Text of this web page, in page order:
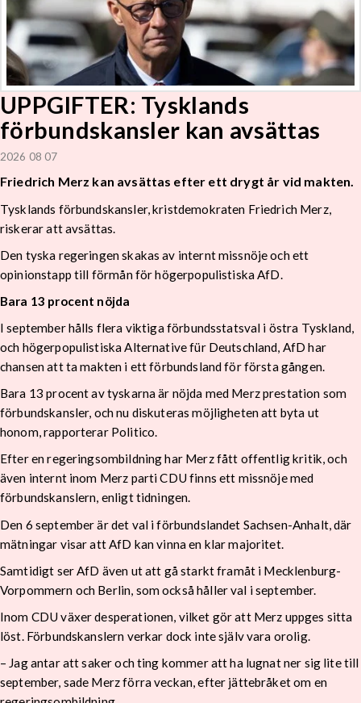
UPPGIFTER: Tysklands
förbundskansler kan avsättas
2026 08 07
Friedrich Merz kan avsättas efter ett drygt år vid makten.
Tysklands förbundskansler, kristdemokraten Friedrich Merz,
riskerar att avsättas.
Den tyska regeringen skakas av internt missnöje och ett
opinionstapp till förmån för högerpopulistiska AfD.
Bara 13 procent nöjda
I september hålls flera viktiga förbundsstatsval i östra Tyskland,
och högerpopulistiska Alternative für Deutschland, AfD har
chansen att ta makten i ett förbundsland för första gången.
Bara 13 procent av tyskarna är nöjda med Merz prestation som
förbundskansler, och nu diskuteras möjligheten att byta ut
honom, rapporterar Politico.
Efter en regeringsombildning har Merz fått offentlig kritik, och
även internt inom Merz parti CDU finns ett missnöje med
förbundskanslern, enligt tidningen.
Den 6 september är det val i förbundslandet Sachsen-Anhalt, där
mätningar visar att AfD kan vinna en klar majoritet.
Samtidigt ser AfD även ut att gå starkt framåt i Mecklenburg-
Vorpommern och Berlin, som också håller val i september.
Inom CDU växer desperationen, vilket gör att Merz uppges sitta
löst. Förbundskanslern verkar dock inte själv vara orolig.
– Jag antar att saker och ting kommer att ha lugnat ner sig lite till
september, sade Merz förra veckan, efter jättebråket om en